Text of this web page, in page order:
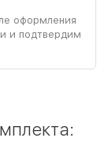
оформления
и подтвердим